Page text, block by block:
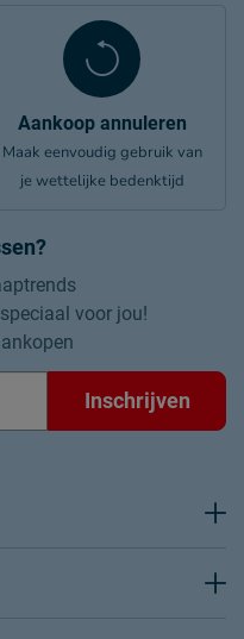
Aankoop annuleren
Maak eenvoudig gebruik van
je wettelijke bedenktijd
voor jou!
Inschrijven